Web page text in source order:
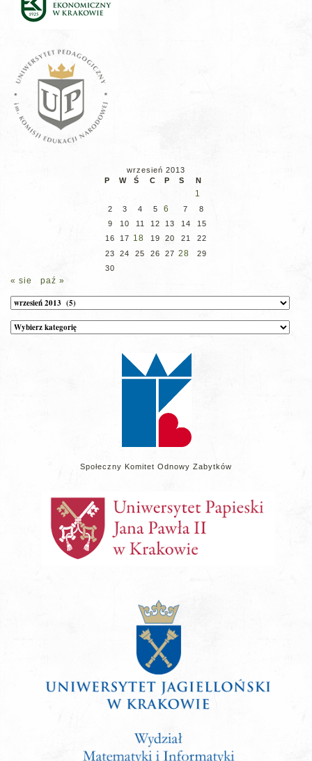
wrzesień 2013
P
W Ś C P S N
1
2 3 4 5 6 7
8
9
10 11 12 13 14
15
16
17 18 19 20 21
22
23
24 25 26 27 28
29
30
« sie paź »
Archiwum
Kategorie
wpisów
Społeczny Komitet Odnowy Zabytków